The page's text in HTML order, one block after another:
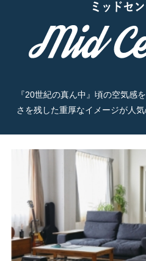
『20世紀の真ん中』頃の空気感
さを残した重厚なイメージが人気